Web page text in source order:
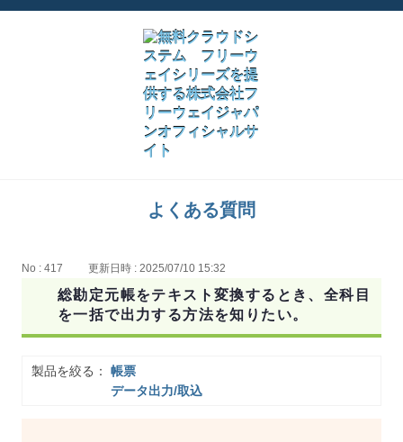
よくある質問
No : 417 更新日時 : 2025/07/10 15:32
総勘定元帳をテキスト変換するとき、全科目
を一括で出力する方法を知りたい。
製品を絞る：
帳票
データ出力/取込